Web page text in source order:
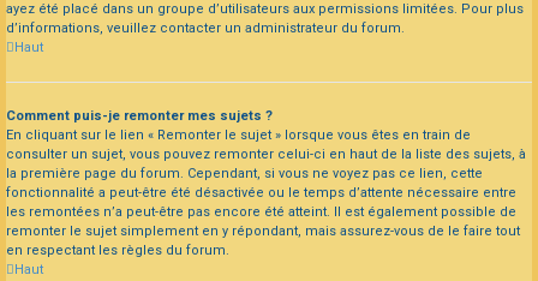
ayez été placé dans un groupe d’utilisateurs aux permissions limitées. Pour plus
d’informations, veuillez contacter un administrateur du forum.
Haut
Comment puis-je remonter mes sujets ?
En cliquant sur le lien « Remonter le sujet » lorsque vous êtes en train de
consulter un sujet, vous pouvez remonter celui-ci en haut de la liste des sujets, à
la première page du forum. Cependant, si vous ne voyez pas ce lien, cette
fonctionnalité a peut-être été désactivée ou le temps d’attente nécessaire entre
les remontées n’a peut-être pas encore été atteint. Il est également possible de
remonter le sujet simplement en y répondant, mais assurez-vous de le faire tout
en respectant les règles du forum.
Haut